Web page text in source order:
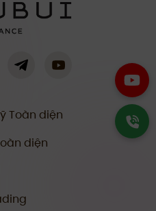
Toàn diện
diện